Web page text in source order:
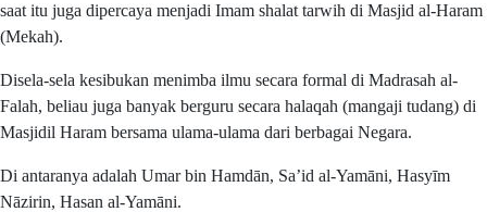
saat itu juga dipercaya menjadi Imam shalat tarwih di Masjid al-Haram
(Mekah).
Disela-sela kesibukan menimba ilmu secara formal di Madrasah al-
Falah, beliau juga banyak berguru secara halaqah (mangaji tudang) di
Masjidil Haram bersama ulama-ulama dari berbagai Negara.
Di antaranya adalah Umar bin Hamdān, Sa’id al-Yamāni, Hasyīm
Nāzirin, Hasan al-Yamāni.